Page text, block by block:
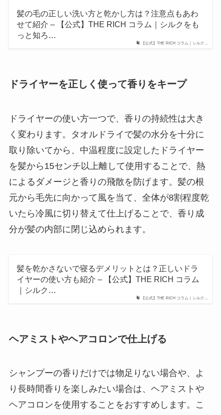
【公式】THE RICH コラム｜シルク…
髪の毛の正しい洗い方と乾かし方は？注意点もあわ
せて紹介 – 【公式】THE RICH コラム｜シルクをも
っと知ろ…
ドライヤーを正しく使って香りをキープ
ドライヤーの使い方一つで、香りの持続性は大き
く変わります。タオルドライで髪の水分を十分に
取り除いてから、中温程度に設定したドライヤー
を髪から15センチ以上離して使用することで、熱
によるダメージと香りの飛散を防げます。髪の根
元から毛先に向かって風を当て、全体が8割程度乾
いたら冷風に切り替えて仕上げることで、香り成
分が髪の内部に閉じ込められます。
【公式】THE RICH コラム｜シルク…
髪を乾かさないで寝るデメリットとは？正しいドラ
イヤーの使い方も紹介 – 【公式】THE RICH コラム
｜シルク…
ヘアミストやヘアコロンで仕上げる
シャンプーの香りだけでは物足りない場合や、よ
り長時間香りを楽しみたい場合は、ヘアミストや
ヘアコロンを使用することをおすすめします。こ